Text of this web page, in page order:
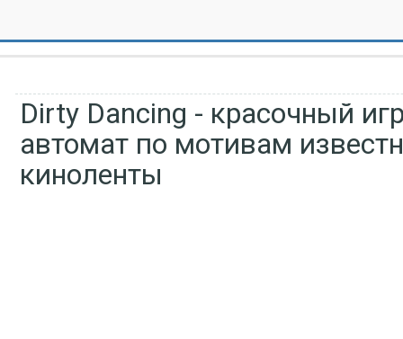
Dirty Dancing - красочный
автомат по мотивам
киноленты